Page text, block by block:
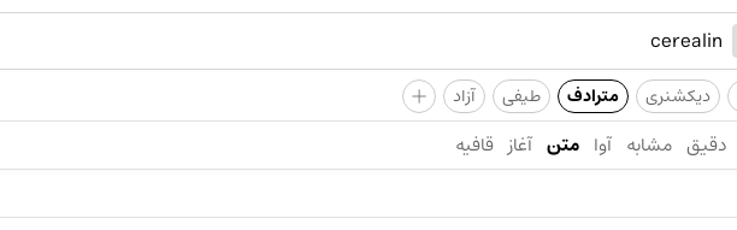
دیکشنری مترادف طیفی آزاد +
دقیق مشابه آوا متن آغاز قافیه